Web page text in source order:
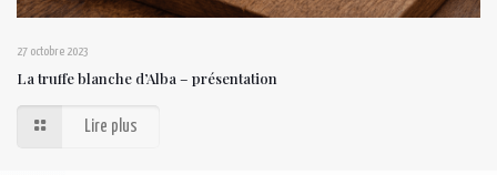
27 octobre 2023
La truffe blanche d’Alba – présentation
Lire plus